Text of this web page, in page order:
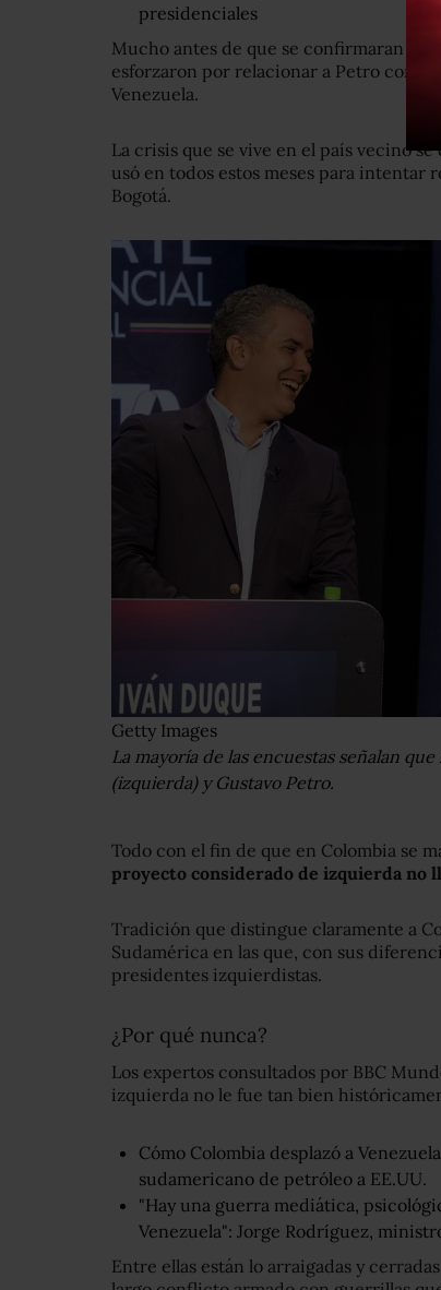
presidenciales
Mucho antes de que se confirmaran las
esforzaron por relacionar a Petro con
Venezuela.
La crisis que se vive en el país vecino
usó en todos estos meses para intentar
Bogotá.
Getty Images
La mayoría de las encuestas señalan
(izquierda) y Gustavo Petro.
Todo con el fin de que en Colombia se
proyecto considerado de izquierda no
Tradición que distingue claramente a
Sudamérica en las que, con sus
presidentes izquierdistas.
¿Por qué nunca?
Los expertos consultados por BBC
izquierda no le fue tan bien
Cómo Colombia desplazó a
sudamericano de petróleo a EE.UU.
"Hay una guerra mediática,
Venezuela": Jorge Rodríguez,
Entre ellas están lo arraigadas y